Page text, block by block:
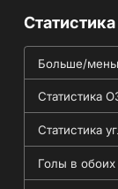
Статистика
Больше/
Статистика
Статистика
Голы в обоих